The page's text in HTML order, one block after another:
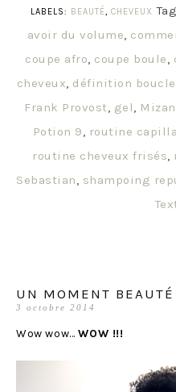
LABELS:
BEAUTÉ, CHEVEUX
avoir du volume,
coupe afro, coupe boule,
cheveux, définition
Frank Provost, gel,
Potion 9, routine
routine cheveux frisés,
Sebastian, shampoing
UN MOMENT
3 octobre 2014
Wow wow…WOW !!!